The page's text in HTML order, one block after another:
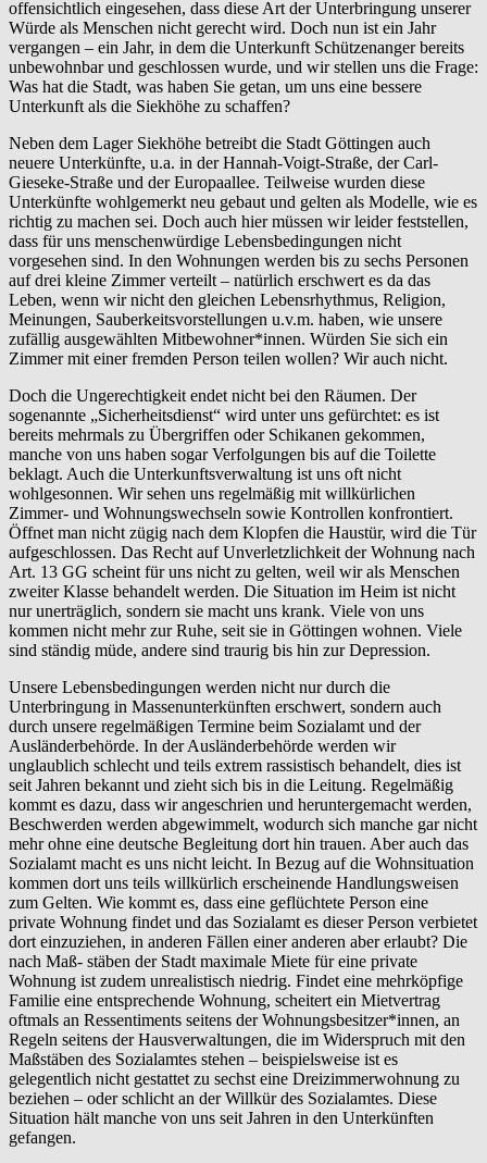
offensichtlich eingesehen, dass diese Art der Unterbringung unserer
Würde als Menschen nicht gerecht wird. Doch nun ist ein Jahr
vergangen – ein Jahr, in dem die Unterkunft Schützenanger bereits
unbewohnbar und geschlossen wurde, und wir stellen uns die Frage:
Was hat die Stadt, was haben Sie getan, um uns eine bessere
Unterkunft als die Siekhöhe zu schaffen?
Neben dem Lager Siekhöhe betreibt die Stadt Göttingen auch
neuere Unterkünfte, u.a. in der Hannah-Voigt-Straße, der Carl-
Gieseke-Straße und der Europaallee. Teilweise wurden diese
Unterkünfte wohlgemerkt neu gebaut und gelten als Modelle, wie es
richtig zu machen sei. Doch auch hier müssen wir leider feststellen,
dass für uns menschenwürdige Lebensbedingungen nicht
vorgesehen sind. In den Wohnungen werden bis zu sechs Personen
auf drei kleine Zimmer verteilt – natürlich erschwert es da das
Leben, wenn wir nicht den gleichen Lebensrhythmus, Religion,
Meinungen, Sauberkeitsvorstellungen u.v.m. haben, wie unsere
zufällig ausgewählten Mitbewohner*innen. Würden Sie sich ein
Zimmer mit einer fremden Person teilen wollen? Wir auch nicht.
Doch die Ungerechtigkeit endet nicht bei den Räumen. Der
sogenannte „Sicherheitsdienst“ wird unter uns gefürchtet: es ist
bereits mehrmals zu Übergriffen oder Schikanen gekommen,
manche von uns haben sogar Verfolgungen bis auf die Toilette
beklagt. Auch die Unterkunftsverwaltung ist uns oft nicht
wohlgesonnen. Wir sehen uns regelmäßig mit willkürlichen
Zimmer- und Wohnungswechseln sowie Kontrollen konfrontiert.
Öffnet man nicht zügig nach dem Klopfen die Haustür, wird die Tür
aufgeschlossen. Das Recht auf Unverletzlichkeit der Wohnung nach
Art. 13 GG scheint für uns nicht zu gelten, weil wir als Menschen
zweiter Klasse behandelt werden. Die Situation im Heim ist nicht
nur unerträglich, sondern sie macht uns krank. Viele von uns
kommen nicht mehr zur Ruhe, seit sie in Göttingen wohnen. Viele
sind ständig müde, andere sind traurig bis hin zur Depression.
Unsere Lebensbedingungen werden nicht nur durch die
Unterbringung in Massenunterkünften erschwert, sondern auch
durch unsere regelmäßigen Termine beim Sozialamt und der
Ausländerbehörde. In der Ausländerbehörde werden wir
unglaublich schlecht und teils extrem rassistisch behandelt, dies ist
seit Jahren bekannt und zieht sich bis in die Leitung. Regelmäßig
kommt es dazu, dass wir angeschrien und heruntergemacht werden,
Beschwerden werden abgewimmelt, wodurch sich manche gar nicht
mehr ohne eine deutsche Begleitung dort hin trauen. Aber auch das
Sozialamt macht es uns nicht leicht. In Bezug auf die Wohnsituation
kommen dort uns teils willkürlich erscheinende Handlungsweisen
zum Gelten. Wie kommt es, dass eine geflüchtete Person eine
private Wohnung findet und das Sozialamt es dieser Person verbietet
dort einzuziehen, in anderen Fällen einer anderen aber erlaubt? Die
nach Maß- stäben der Stadt maximale Miete für eine private
Wohnung ist zudem unrealistisch niedrig. Findet eine mehrköpfige
Familie eine entsprechende Wohnung, scheitert ein Mietvertrag
oftmals an Ressentiments seitens der Wohnungsbesitzer*innen, an
Regeln seitens der Hausverwaltungen, die im Widerspruch mit den
Maßstäben des Sozialamtes stehen – beispielsweise ist es
gelegentlich nicht gestattet zu sechst eine Dreizimmerwohnung zu
beziehen – oder schlicht an der Willkür des Sozialamtes. Diese
Situation hält manche von uns seit Jahren in den Unterkünften
gefangen.